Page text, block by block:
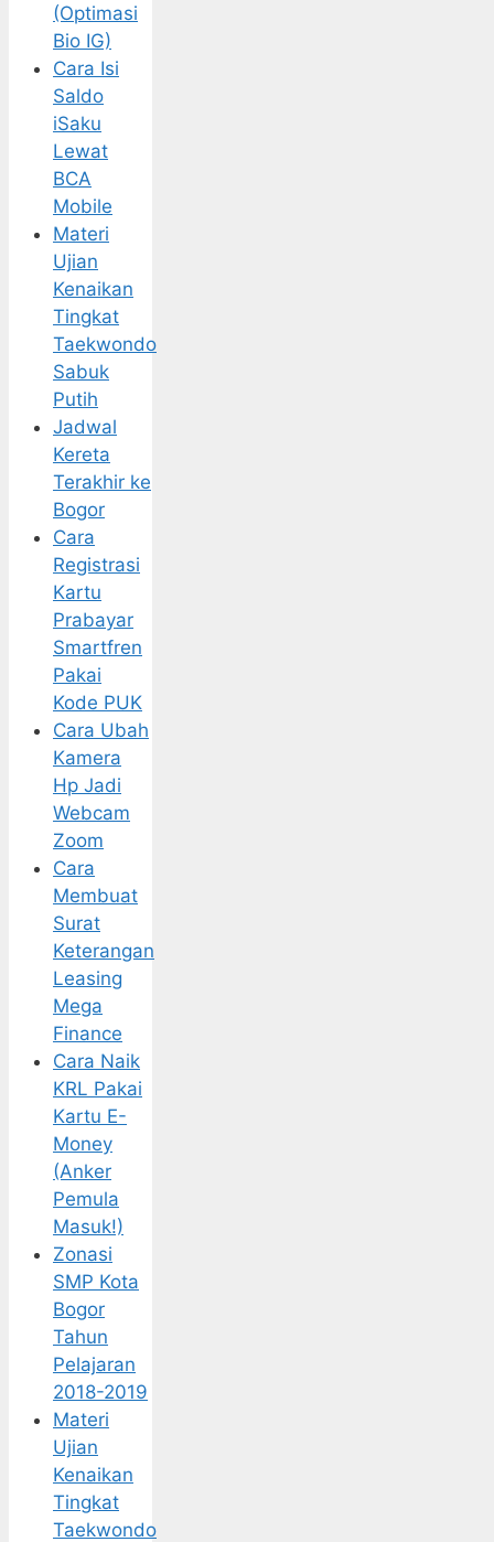
(Optimasi
Bio IG)
Cara Isi
Saldo
iSaku
Lewat
BCA
Mobile
Materi
Ujian
Kenaikan
Tingkat
Taekwondo
Sabuk
Putih
Jadwal
Kereta
Terakhir ke
Bogor
Cara
Registrasi
Kartu
Prabayar
Smartfren
Pakai
Kode PUK
Cara Ubah
Kamera
Hp Jadi
Webcam
Zoom
Cara
Membuat
Surat
Keterangan
Leasing
Mega
Finance
Cara Naik
KRL Pakai
Kartu E-
Money
(Anker
Pemula
Masuk!)
Zonasi
SMP Kota
Bogor
Tahun
Pelajaran
2018-2019
Materi
Ujian
Kenaikan
Tingkat
Taekwondo